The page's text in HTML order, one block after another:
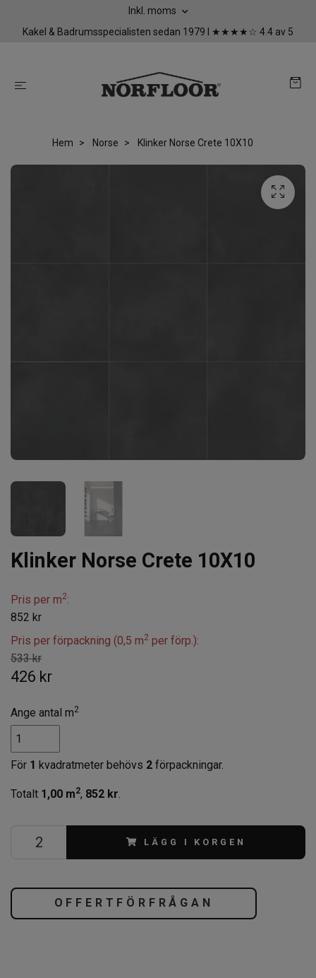
Inkl. moms
Kakel & Badrumsspecialisten sedan 1979 I ★★★★☆ 4.4 av 5
Hem Norse Klinker Norse Crete 10X10
Klinker Norse Crete 10X10
Pris per m2:
852 kr
Pris per förpackning (0,5 m2 per förp.):
533 kr
426 kr
Ange antal m2
För 1 kvadratmeter behövs 2 förpackningar.
Totalt 1,00 m2, 852 kr.
LÄGG I KORGEN
OFFERTFÖRFRÅGAN